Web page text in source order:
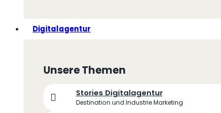
Digitalagentur
Unsere Themen
Stories Digitalagentur
Destination und Industrie Marketing